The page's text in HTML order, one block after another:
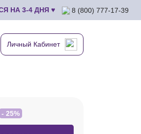
НА 3-4 ДНЯ ♥ 8 (800) 777-17-39
Личный Кабинет
- 25%